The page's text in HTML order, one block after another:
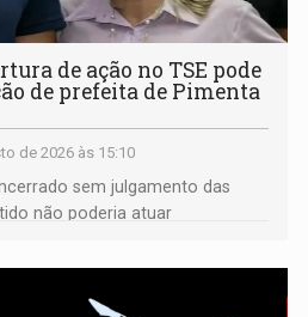
de ação no TSE pode
de prefeita de Pimenta
de 2026 às 15:10
sem julgamento das
não poderia atuar